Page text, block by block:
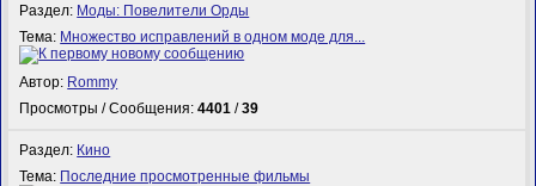
Раздел: Моды: Повелители Орды
Тема: Множество исправлений в одном моде для...
Автор: Rommy
Просмотры / Сообщения:4401 /39
Раздел: Кино
Тема: Последние просмотренные фильмы